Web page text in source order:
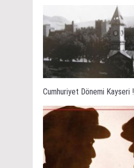
Cumhuriyet Dönemi Kayseri !